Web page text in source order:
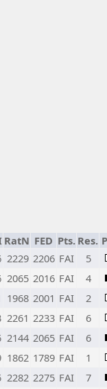
RatN FED Pts. Res.
2229 2206 FAI 5
2065 2016 FAI 4
1968 2001 FAI 2
2261 2233 FAI 6
2144 2065 FAI 6
1862 1789 FAI 1
2282 2275 FAI 7